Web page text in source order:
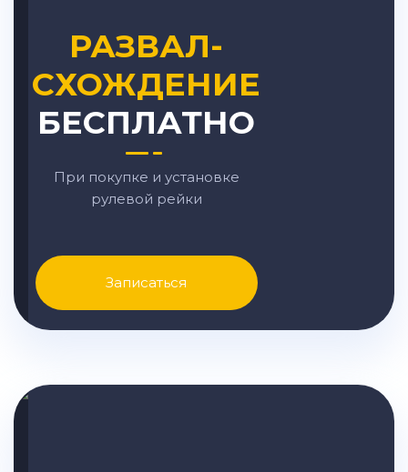
РАЗВАЛ-
СХОЖДЕНИЕ
БЕСПЛАТНО
При покупке и установке
рулевой рейки
Записаться